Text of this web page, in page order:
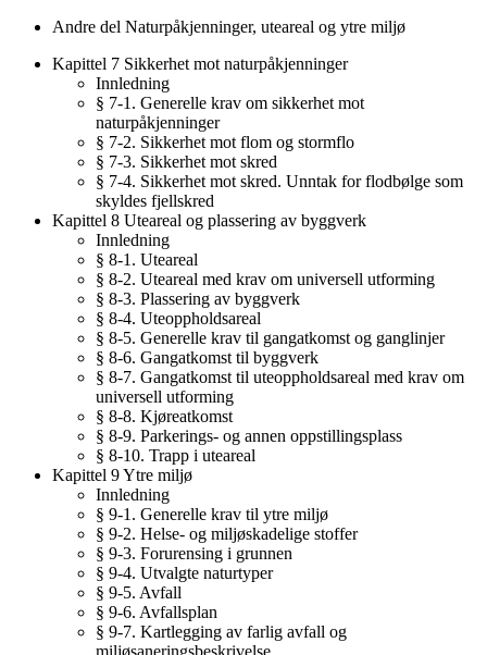
Andre del Naturpåkjenninger, uteareal og ytre miljø
Kapittel 7 Sikkerhet mot naturpåkjenninger
Innledning
§ 7-1. Generelle krav om sikkerhet mot
naturpåkjenninger
§ 7-2. Sikkerhet mot flom og stormflo
§ 7-3. Sikkerhet mot skred
§ 7-4. Sikkerhet mot skred. Unntak for flodbølge som
skyldes fjellskred
Kapittel 8 Uteareal og plassering av byggverk
Innledning
§ 8-1. Uteareal
§ 8-2. Uteareal med krav om universell utforming
§ 8-3. Plassering av byggverk
§ 8-4. Uteoppholdsareal
§ 8-5. Generelle krav til gangatkomst og ganglinjer
§ 8-6. Gangatkomst til byggverk
§ 8-7. Gangatkomst til uteoppholdsareal med krav om
universell utforming
§ 8-8. Kjøreatkomst
§ 8-9. Parkerings- og annen oppstillingsplass
§ 8-10. Trapp i uteareal
Kapittel 9 Ytre miljø
Innledning
§ 9-1. Generelle krav til ytre miljø
§ 9-2. Helse- og miljøskadelige stoffer
§ 9-3. Forurensing i grunnen
§ 9-4. Utvalgte naturtyper
§ 9-5. Avfall
§ 9-6. Avfallsplan
§ 9-7. Kartlegging av farlig avfall og
miljøsaneringsbeskrivelse